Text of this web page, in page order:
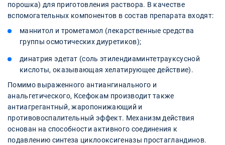
порошка) для приготовления раствора. В качестве
вспомогательных компонентов в состав препарата входят:
маннитол и трометамол (лекарственные средства
группы осмотических диуретиков);
динатрия эдетат (соль этилендиаминтетрауксусной
кислоты, оказывающая хелатирующее действие).
Помимо выраженного антиангинального и
анальгетического, Ксефокам производит также
антиагрегантный, жаропонижающий и
противовоспалительный эффект. Механизм действия
основан на способности активного соединения к
подавлению синтеза циклооксигеназы простагландинов.